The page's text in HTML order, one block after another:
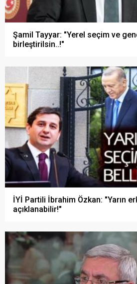
Şamil Tayyar: "Yerel seçim ve
birleştirilsin..!"
İYİ Partili İbrahim Özkan: "Yarın
açıklanabilir!"